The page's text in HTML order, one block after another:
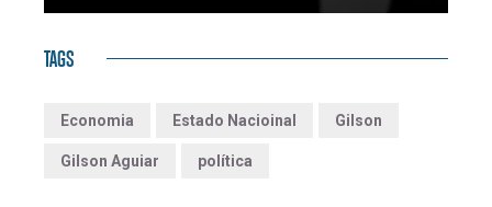
TAGS
Economia Estado Nacioinal Gilson
Gilson Aguiar política